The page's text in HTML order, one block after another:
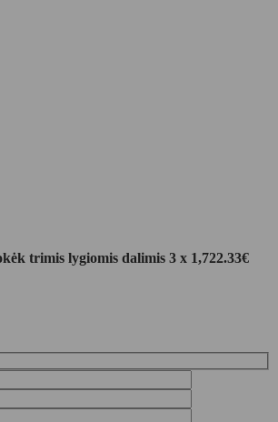
trimis lygiomis dalimis 3 x 1,722.33€